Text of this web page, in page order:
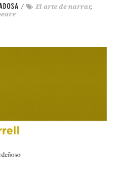
/ El arte de narrar,